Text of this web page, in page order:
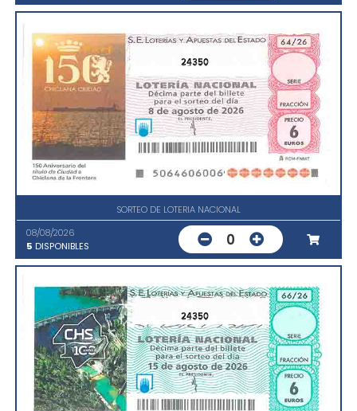
24350
SORTEO DE LOTERIA NACIONAL
08/08/2026
5 DISPONIBLES 0
24350